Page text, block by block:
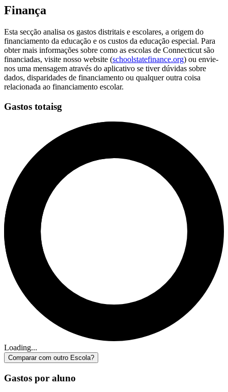
Finança
Esta secção analisa os gastos distritais e escolares, a origem do
financiamento da educação e os custos da educação especial. Para
obter mais informações sobre como as escolas de Connecticut são
financiadas, visite nosso website (schoolstatefinance.org) ou envie-
nos uma mensagem através do aplicativo se tiver dúvidas sobre
dados, disparidades de financiamento ou qualquer outra coisa
relacionada ao financiamento escolar.
Gastos totaisg
Loading...
Comparar com outro Escola?
Gastos por aluno